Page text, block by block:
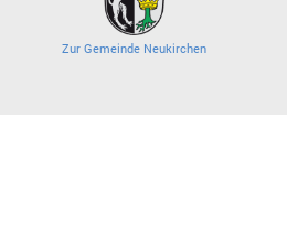
Zur Gemeinde Neukirchen